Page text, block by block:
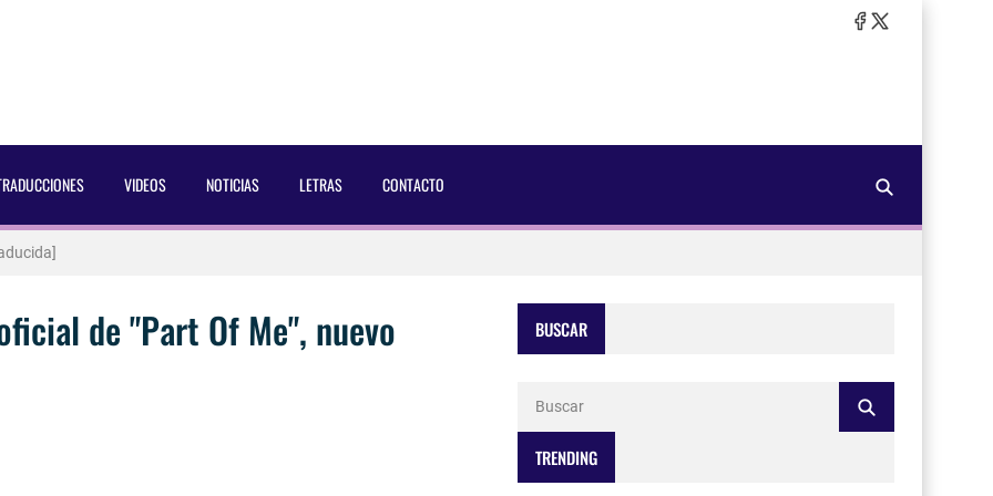
VIDEOS NOTICIAS LETRAS CONTACTO
Bach Buquen
Soria a Mister R&B España 2026
de "Part Of Me", nuevo
BUSCAR
TRENDING